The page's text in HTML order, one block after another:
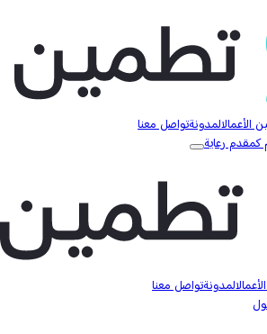
الأعمالالمدونةتواصل معنا
كمقدم رعاية
المدونةتواصل معنا